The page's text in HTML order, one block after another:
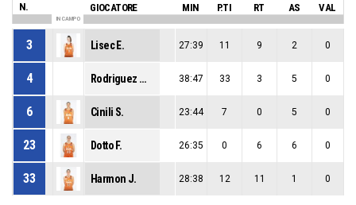
N. GIOCATORE MIN P.TI RT AS VAL
IN CAMPO
3 Lisec E. 27:39 11 9 2 0
4 Rodriguez Manso L. 38:47 33 3 5 0
6 Cinili S. 23:44 7 0 5 0
23 Dotto F. 26:35 0 6 6 0
33 Harmon J. 28:38 12 11 1 0